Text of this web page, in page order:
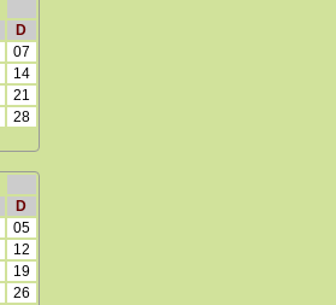
D
07
14
21
28
D
05
12
19
26